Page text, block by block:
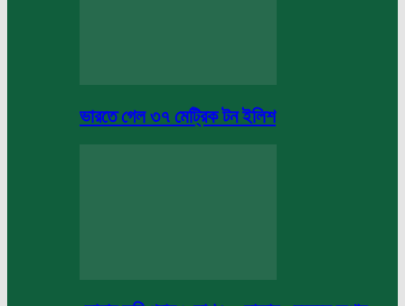
ভারতে গেল ৩৭ মেট্রিক টন ইলিশ